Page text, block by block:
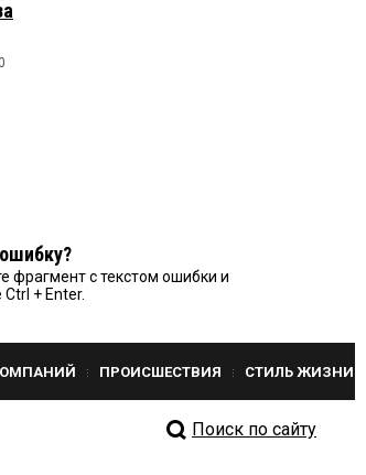
фрагмент с текстом ошибки и
+ Enter.
ПРОИСШЕСТВИЯ СТИЛЬ ЖИЗНИ
Поиск по сайту